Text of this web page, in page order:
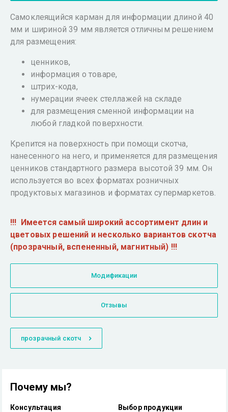
Самоклеящийся карман для информации длиной 40
мм и шириной 39 мм является отличным решением
для размещения:
ценников,
информация о товаре,
штрих-кода,
нумерации ячеек стеллажей на складе
для размещения сменной информации на
любой гладкой поверхности.
Крепится на поверхность при помощи скотча,
нанесенного на него, и применяется для размещения
ценников стандартного размера высотой 39 мм. Он
используется во всех форматах розничных
продуктовых магазинов и форматах супермаркетов.
!!! Имеется самый широкий ассортимент длин и
цветовых решений и несколько вариантов скотча
(прозрачный, вспененный, магнитный) !!!
Модификации
Отзывы
прозрачный скотч
Почему мы?
Консультация
Выбор продукции